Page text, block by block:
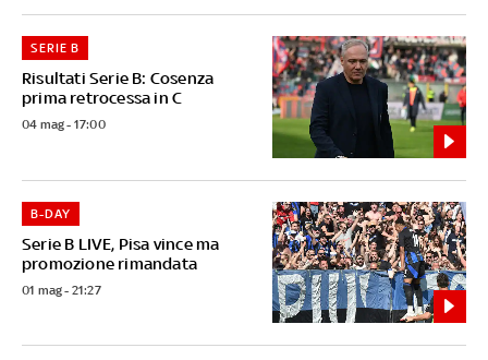
Risultati Serie B: Cosenza
prima retrocessa in C
SERIE B
04 mag - 17:00
Serie B LIVE, Pisa vince ma
promozione rimandata
B-DAY
01 mag - 21:27